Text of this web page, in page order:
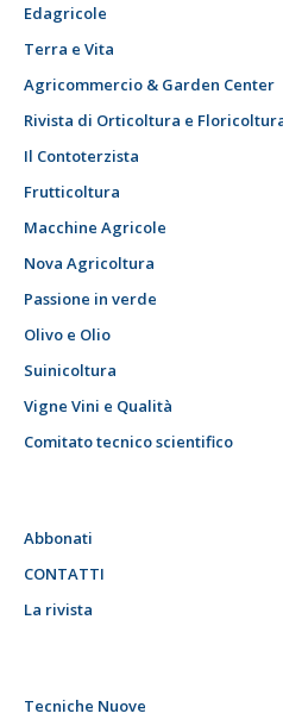
Edagricole
Terra e Vita
Agricommercio & Garden Center
Rivista di Orticoltura e
Il Contoterzista
Frutticoltura
Macchine Agricole
Nova Agricoltura
Passione in verde
Olivo e Olio
Suinicoltura
Vigne Vini e Qualità
Comitato tecnico scientifico
Abbonati
CONTATTI
La rivista
Tecniche Nuove